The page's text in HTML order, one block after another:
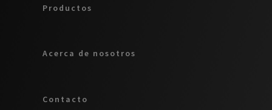
Productos
Acerca de nosotros
Contacto